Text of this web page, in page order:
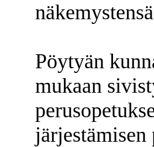
Pöytyän
mukaan
järjestämisen